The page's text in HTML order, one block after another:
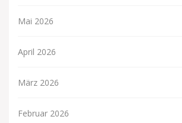
Mai 2026
April 2026
März 2026
Februar 2026